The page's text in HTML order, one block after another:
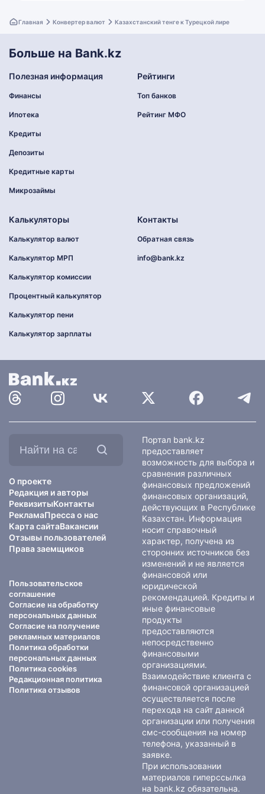
Главная Конвертер валют Казахстанский тенге к Турецкой лире
Больше на Bank.kz
Полезная информация
Финансы
Ипотека
Кредиты
Депозиты
Кредитные карты
Микрозаймы
Рейтинги
Топ банков
Рейтинг МФО
Калькуляторы
Калькулятор валют
Калькулятор МРП
Калькулятор комиссии
Процентный калькулятор
Калькулятор пени
Калькулятор зарплаты
Контакты
Обратная связь
info@bank.kz
О проекте
Редакция и авторы
РеквизитыКонтакты
РекламаПресса о нас
Карта сайтаВакансии
Отзывы пользователей
Права заемщиков
Пользовательское
соглашение
Согласие на обработку
персональных данных
Согласие на получение
рекламных материалов
Политика обработки
персональных данных
Политика cookies
Редакционная политика
Политика отзывов
Портал bank.kz
предоставляет
возможность для выбора и
сравнения различных
финансовых предложений
финансовых организаций,
действующих в Республике
Казахстан. Информация
носит справочный
характер, получена из
сторонних источников без
изменений и не является
финансовой или
юридической
рекомендацией. Кредиты и
иные финансовые
продукты
предоставляются
непосредственно
финансовыми
организациями.
Взаимодействие клиента с
финансовой организацией
осуществляется после
перехода на сайт данной
организации или получения
смс-сообщения на номер
телефона, указанный в
заявке.
При использовании
материалов гиперссылка
на bank.kz обязательна.